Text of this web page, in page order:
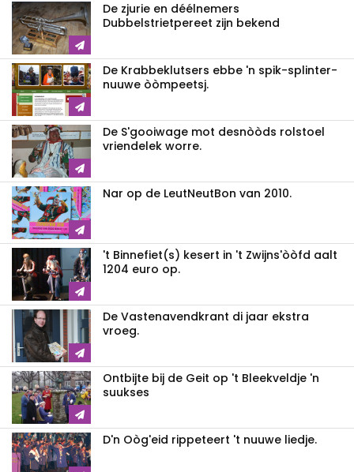
De zjurie en déélnemers
Dubbelstrietpereet zijn bekend
De Krabbeklutsers ebbe 'n spik-splinter-
nuuwe òòmpeetsj.
De S'gooiwage mot desnòòds rolstoel
vriendelek worre.
Nar op de LeutNeutBon van 2010.
't Binnefiet(s) kesert in 't Zwijns'òòfd aalt
1204 euro op.
De Vastenavendkrant di jaar ekstra
vroeg.
Ontbijte bij de Geit op 't Bleekveldje 'n
suukses
D'n Oòg'eid rippeteert 't nuuwe liedje.